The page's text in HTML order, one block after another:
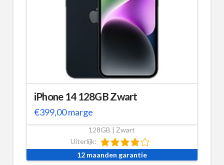
iPhone 14 128GB Zwart
€399,00marge
128GB | Zwart
Uiterlijk:
12 maanden garantie